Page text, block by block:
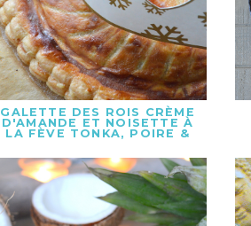
GALETTE DES ROIS CRÈME
D'AMANDE ET NOISETTE À
LA FÈVE TONKA, POIRE &